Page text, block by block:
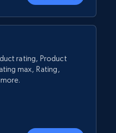
rating, Product
max, Rating,